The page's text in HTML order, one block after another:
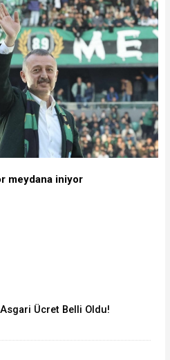
meydana iniyor
Ücret Belli Oldu!